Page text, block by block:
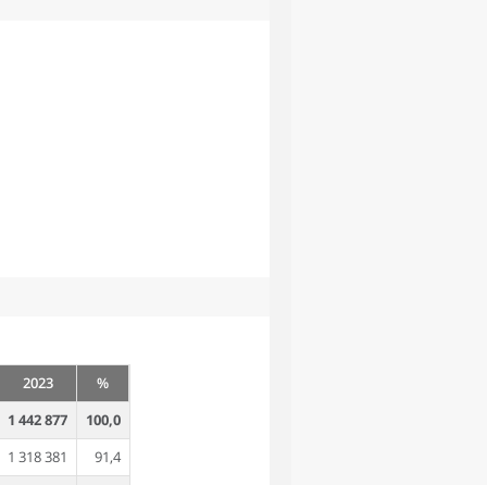
2023
%
1 442 877
100,0
1 318 381
91,4